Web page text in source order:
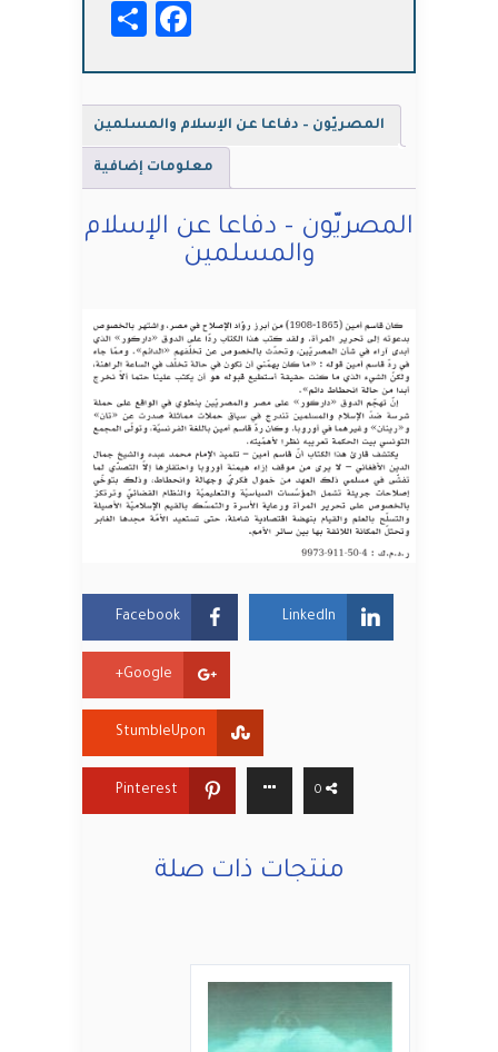
Facebook
المصريّون – دفاعا عن الإسلام والمسلمين
معلومات إضافية
المصريّون – دفاعا عن الإسلام
والمسلمين
Facebook LinkedIn
Google+
StumbleUpon
Pinterest 0
منتجات ذات صلة